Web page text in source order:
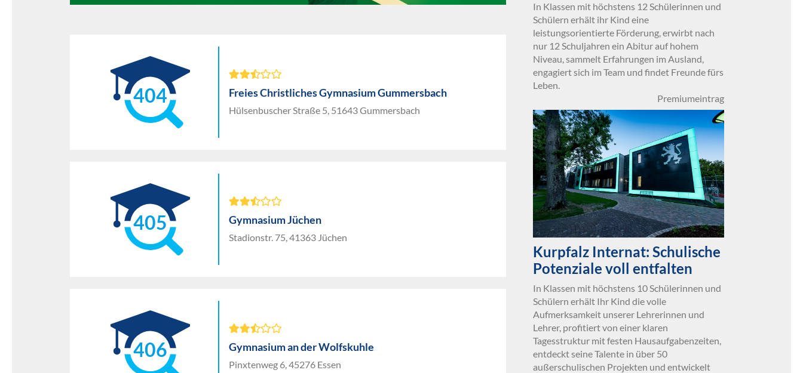
404 Freies Christliches Gymnasium Gummersbach
Hülsenbuscher Straße 5, 51643 Gummersbach
405 Gymnasium Jüchen
Stadionstr. 75, 41363 Jüchen
406 Gymnasium an der Wolfskuhle
Pinxtenweg 6, 45276 Essen
In Klassen mit höchstens 12 Schülerinnen und
Schülern erhält ihr Kind eine
leistungsorientierte Förderung, erwirbt nach
nur 12 Schuljahren ein Abitur auf hohem
Niveau, sammelt Erfahrungen im Ausland,
engagiert sich im Team und findet Freunde fürs
Leben.
Premiumeintrag
Kurpfalz Internat: Schulische
Potenziale voll entfalten
In Klassen mit höchstens 10 Schülerinnen und
Schülern erhält Ihr Kind die volle
Aufmerksamkeit unserer Lehrerinnen und
Lehrer, profitiert von einer klaren
Tagesstruktur mit festen Hausaufgabenzeiten,
entdeckt seine Talente in über 50
außerschulischen Projekten und entwickelt